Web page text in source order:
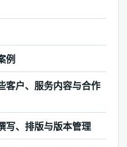
例
客户、服务内容与合作
写、排版与版本管理